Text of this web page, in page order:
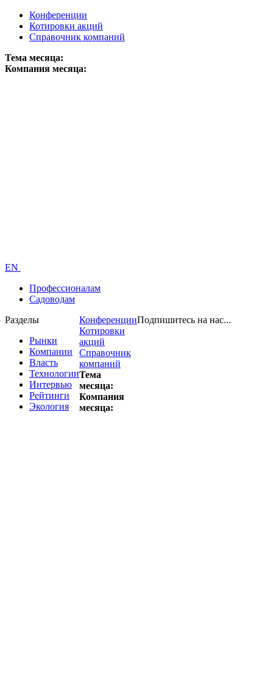
Конференции
Котировки акций
Справочник компаний
Тема месяца:
Компания месяца:
EN
Профессионалам
Садоводам
Разделы
Рынки
Компании
Власть
Технологии
Интервью
Рейтинги
Экология
Конференции
Котировки
акций
Справочник
компаний
Тема
месяца:
Компания
месяца:
Подпишитесь на нас...